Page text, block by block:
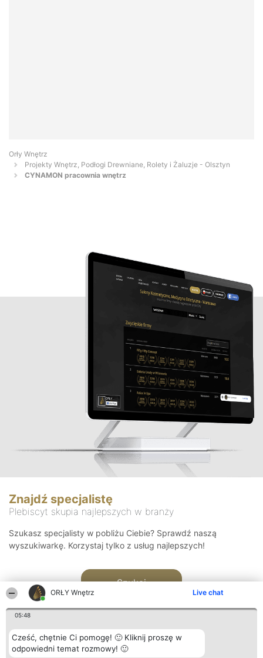
ORŁY Wnętrz Live chat
05:48
Cześć, chętnie Ci pomogę! 🙂 Kliknij proszę w
odpowiedni temat rozmowy! 🙂
Orły Wnętrz
Projekty Wnętrz, Podłogi Drewniane, Rolety i Żaluzje - Olsztyn
CYNAMON pracownia wnętrz
Znajdź specjalistę
Plebiscyt skupia najlepszych w branży
Szukasz specjalisty w pobliżu Ciebie? Sprawdź naszą
wyszukiwarkę. Korzystaj tylko z usług najlepszych!
Szukaj